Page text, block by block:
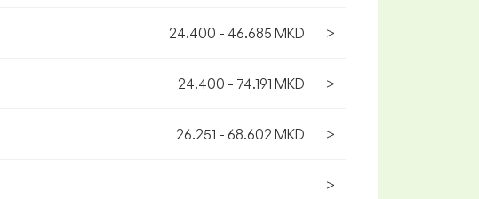
24.400 - 46.685 MKD >
24.400 - 74.191 MKD >
26.251 - 68.602 MKD >
>